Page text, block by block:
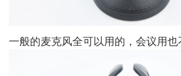
一般的麦克风全可以用的，会议用也